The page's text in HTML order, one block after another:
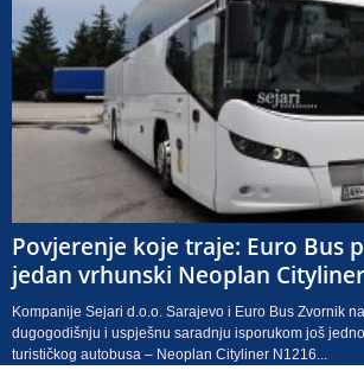
Povjerenje koje traje: Euro Bus
jedan vrhunski Neoplan Cityliner
Kompanije Sejari d.o.o. Sarajevo i Euro Bus Zvornik
dugogodišnju i uspješnu saradnju isporukom još
turističkog autobusa – Neoplan Cityliner N1216...